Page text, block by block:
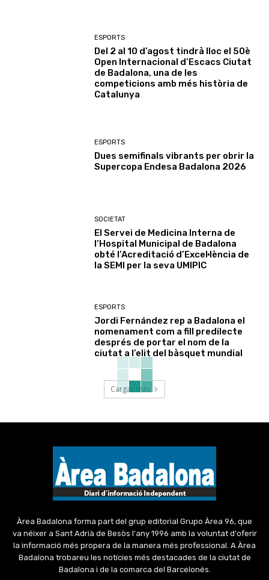
ESPORTS
Del 2 al 10 d’agost tindrà lloc el 50è
Open Internacional d’Escacs Ciutat
de Badalona, una de les
competicions amb més història de
Catalunya
ESPORTS
Dues semifinals vibrants per obrir la
Supercopa Endesa Badalona 2026
SOCIETAT
El Servei de Medicina Interna de
l’Hospital Municipal de Badalona
obté l’Acreditació d’Excel·lència de
la SEMI per la seva UMIPIC
ESPORTS
Jordi Fernández rep a Badalona el
nomenament com a fill predilecte
després de portar el nom de la
ciutat a l’elit del bàsquet mundial
Cargar más
Àrea Badalona forma part del grup editorial Grupo Àrea 96, que
va néixer a Sant Adrià de Besòs l'any 1996 amb la voluntat d'oferir
la informació més propera de la manera més professional. A Àrea
Badalona trobareu les notícies més destacades de la ciutat de
Badalona i de la comarca del Barcelonés.